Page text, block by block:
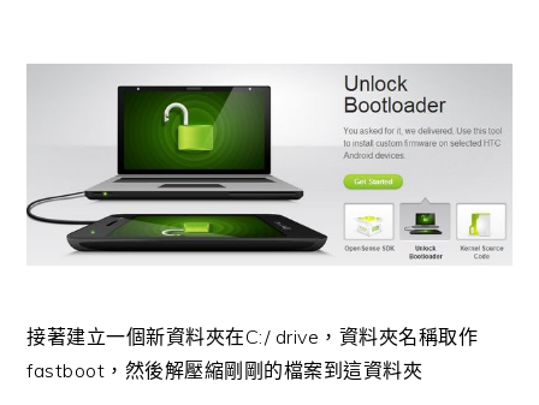
接著建立一個新資料夾在C:/ drive，資料夾名稱取作
fastboot，然後解壓縮剛剛的檔案到這資料夾